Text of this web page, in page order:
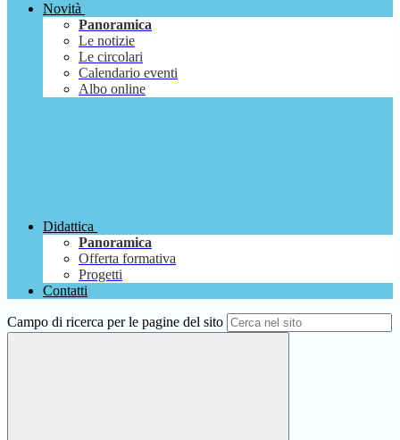
Novità
Panoramica
Le notizie
Le circolari
Calendario eventi
Albo online
Didattica
Panoramica
Offerta formativa
Progetti
Contatti
Campo di ricerca per le pagine del sito